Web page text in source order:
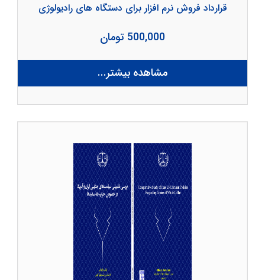
قرارداد فروش نرم افزار برای دستگاه های رادیولوژی
500,000 تومان
مشاهده بیشتر...